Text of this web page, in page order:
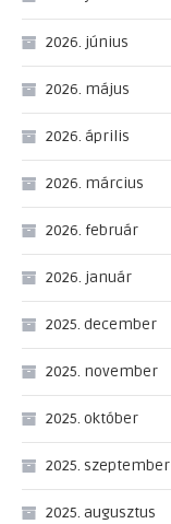
2026. június
2026. május
2026. április
2026. március
2026. február
2026. január
2025. december
2025. november
2025. október
2025. szeptember
2025. augusztus